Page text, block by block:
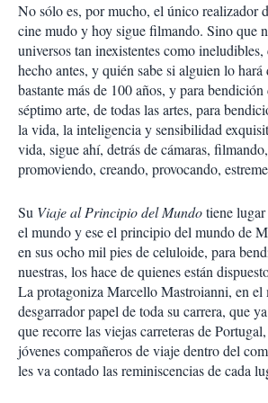
No sólo es, por mucho, el único realizador
cine mudo y hoy sigue filmando. Sino que
universos tan inexistentes como
hecho antes, y quién sabe si alguien lo hará
bastante más de 100 años, y para bendición
séptimo arte, de todas las artes, para
la vida, la inteligencia y sensibilidad
vida, sigue ahí, detrás de cámaras,
promoviendo, creando, provocando,
Su Viaje al Principio del Mundotiene
el mundo y ese el principio del mundo de
en sus ocho mil pies de celuloide, para
nuestras, los hace de quienes están
La protagoniza Marcello Mastroianni, en el
desgarrador papel de toda su carrera, que
que recorre las viejas carreteras de
jóvenes compañeros de viaje dentro del
les va contado las reminiscencias de cada